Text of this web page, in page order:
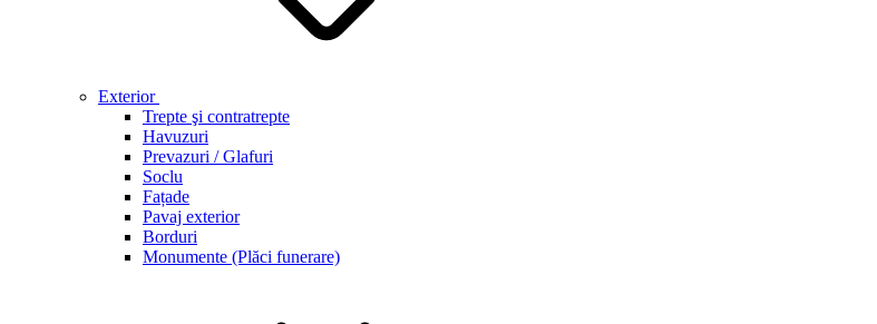
Exterior
Trepte şi contratrepte
Havuzuri
Prevazuri / Glafuri
Soclu
Fațade
Pavaj exterior
Borduri
Monumente (Plăci funerare)